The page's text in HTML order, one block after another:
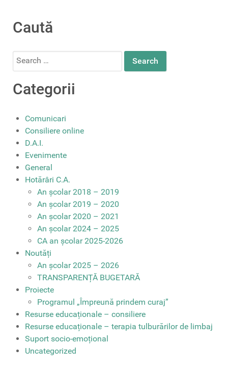
Caută
Search
for:
Categorii
Comunicari
Consiliere online
D.A.I.
Evenimente
General
Hotărâri C.A.
An școlar 2018 – 2019
An școlar 2019 – 2020
An școlar 2020 – 2021
An școlar 2024 – 2025
CA an școlar 2025-2026
Noutăți
An școlar 2025 – 2026
TRANSPARENȚĂ BUGETARĂ
Proiecte
Programul „Împreună prindem curaj”
Resurse educaționale – consiliere
Resurse educaționale – terapia tulburărilor de limbaj
Suport socio-emoțional
Uncategorized